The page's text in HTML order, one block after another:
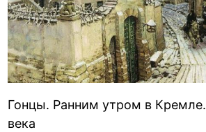
Гонцы. Ранним утром в
века